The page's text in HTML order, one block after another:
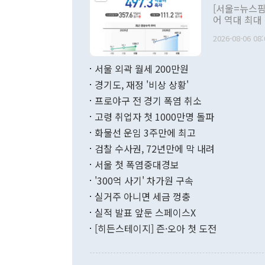
관의 대북
관 부처 장
관의 무리한
다. [정동영 통일부 장관이 지난달 23일 오후 서울 종로구 정부서울청사에
무너졌다고
함께 4자 대
"우리의 선
관은 업무
[서울=뉴스
어 역대 최
료=한국은행] 한국은행이 6일 발표한 '2026년 6월 국제수지(잠정)'
며 월간 기
196.9% 급
수출은
기록했지만
로 전환됐다.
는 배당수입
2026-08-06
서울 외곽 월세 200만원
경기도, 재정 '비상 상황'
프로야구 전 경기 폭염 취소
고령 취업자 첫 1000만명 돌파
화물선 운임 3주만에 최고
검찰 수사권, 72년만에 막 내려
서울 첫 폭염중대경보
'300억 사기' 차가원 구속
실거주 아니면 세금 껑충
실적 발표 앞둔 스페이스X
[히든스테이지] 즌·오아 첫 도전